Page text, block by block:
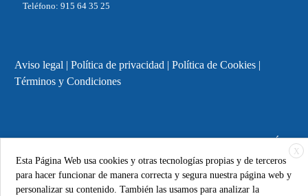
Teléfono: 915 64 35 25
Aviso legal | Política de privacidad | Política de Cookies|
Términos y Condiciones
Powered byESSENZIAL. @ 2025 CopyrightFUNDACIÓN
NEUMOMADRID
X
Esta Página Web usa cookies y otras tecnologías propias y de terceros
para hacer funcionar de manera correcta y segura nuestra página web y
personalizar su contenido. También las usamos para analizar la